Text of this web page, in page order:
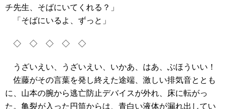
チ先生、そばにいてくれる？」
「そばにいるよ、ずっと」
◇ ◇ ◇ ◇ ◇
うざいえい、うざいえい、いかあ、はあ、ぶほういい！
佐藤がその言葉を発し終えた途端、激しい排気音ととも
に、山本の腕から逃亡防止デバイスが外れ、床に転がっ
た。亀裂が入った円筒からは、青白い液体が漏れ出してい